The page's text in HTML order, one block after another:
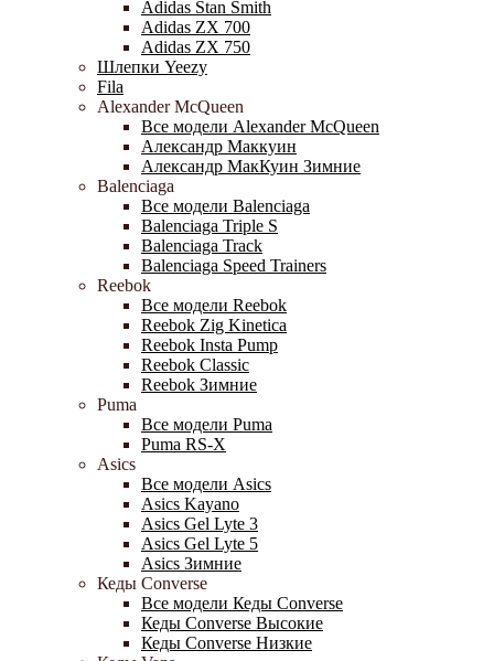
Adidas Stan Smith
Adidas ZX 700
Adidas ZX 750
Шлепки Yeezy
Fila
Alexander McQueen
Все модели Alexander McQueen
Александр Маккуин
Александр МакКуин Зимние
Balenciaga
Все модели Balenciaga
Balenciaga Triple S
Balenciaga Track
Balenciaga Speed Trainers
Reebok
Все модели Reebok
Reebok Zig Kinetica
Reebok Insta Pump
Reebok Classic
Reebok Зимние
Puma
Все модели Puma
Puma RS-X
Asics
Все модели Asics
Asics Kayano
Asics Gel Lyte 3
Asics Gel Lyte 5
Asics Зимние
Кеды Converse
Все модели Кеды Converse
Кеды Converse Высокие
Кеды Converse Низкие